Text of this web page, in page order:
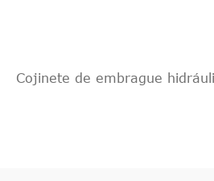
Cojinete de embrague